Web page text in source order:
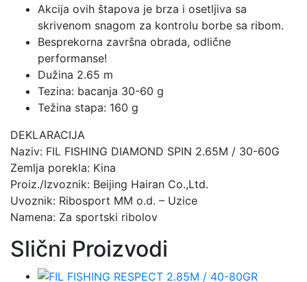
Akcija ovih štapova je brza i osetljiva sa
skrivenom snagom za kontrolu borbe sa ribom.
Besprekorna završna obrada, odlične
performanse!
Dužina 2.65 m
Tezina: bacanja 30-60 g
Težina stapa: 160 g
DEKLARACIJA
Naziv: FIL FISHING DIAMOND SPIN 2.65M / 30-60G
Zemlja porekla: Kina
Proiz./Izvoznik: Beijing Hairan Co.,Ltd.
Uvoznik: Ribosport MM o.d. – Uzice
Namena: Za sportski ribolov
Slični Proizvodi